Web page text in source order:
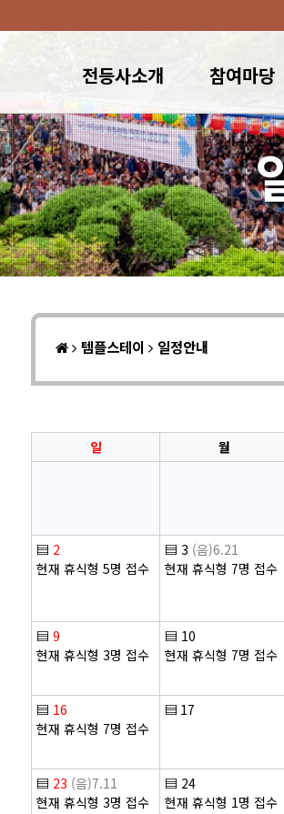
전등사소개 참여마당
템플스테이 일정안내
일 월
▤ 2
현재 휴식형 5명 접수
▤ 3 (음)6.21
현재 휴식형 7명 접수
▤ 9
현재 휴식형 3명 접수
▤ 10
현재 휴식형 7명 접수
▤ 16
현재 휴식형 7명 접수
▤ 17
▤ 23 (음)7.11
현재 휴식형 3명 접수
▤ 24
현재 휴식형 1명 접수